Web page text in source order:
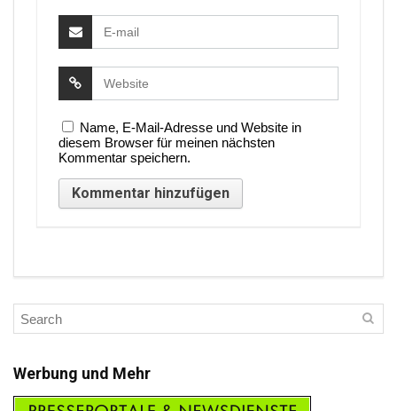
Name, E-Mail-Adresse und Website in
diesem Browser für meinen nächsten
Kommentar speichern.
Werbung und Mehr